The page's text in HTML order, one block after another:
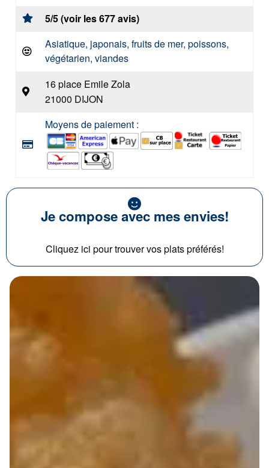
5/5 (voir les 677 avis)
Asiatique, japonais, fruits de mer, poissons,
végétarien, viandes
16 place Emile Zola
21000 DIJON
Moyens de paiement :
Je compose avec mes envies!
Cliquez ici pour trouver vos plats préférés!